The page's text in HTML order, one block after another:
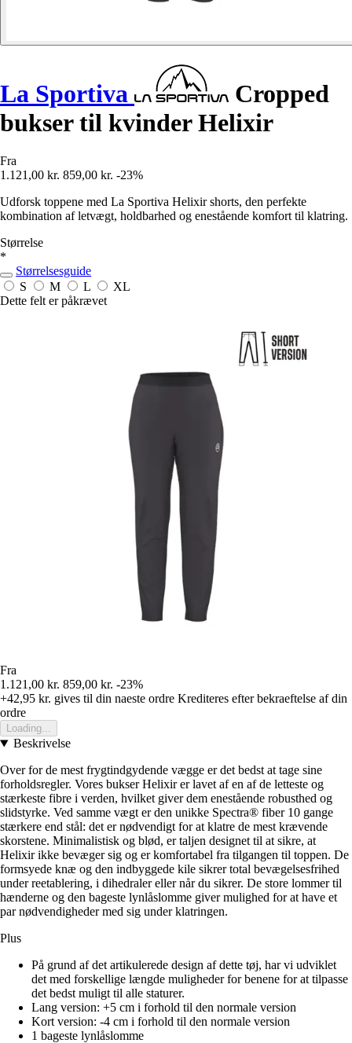
La Sportiva
Cropped
bukser til kvinder Helixir
Fra
1.121,00 kr. 859,00 kr. -23%
Udforsk toppene med La Sportiva Helixir shorts, den perfekte
kombination af letvægt, holdbarhed og enestående komfort til klatring.
Størrelse
*
Størrelsesguide
S
M L
XL
Dette felt er påkrævet
Fra
1.121,00 kr. 859,00 kr. -23%
+42,95 kr. gives til din naeste ordre Krediteres efter bekraeftelse af din
ordre
Loading...
Beskrivelse
Over for de mest frygtindgydende vægge er det bedst at tage sine
forholdsregler. Vores bukser Helixir er lavet af en af de letteste og
stærkeste fibre i verden, hvilket giver dem enestående robusthed og
slidstyrke. Ved samme vægt er den unikke Spectra® fiber 10 gange
stærkere end stål: det er nødvendigt for at klatre de mest krævende
skorstene. Minimalistisk og blød, er taljen designet til at sikre, at
Helixir ikke bevæger sig og er komfortabel fra tilgangen til toppen. De
formsyede knæ og den indbyggede kile sikrer total bevægelsesfrihed
under reetablering, i dihedraler eller når du sikrer. De store lommer til
hænderne og den bageste lynlåslomme giver mulighed for at have et
par nødvendigheder med sig under klatringen.
Plus
På grund af det artikulerede design af dette tøj, har vi udviklet
det med forskellige længde muligheder for benene for at tilpasse
det bedst muligt til alle staturer.
Lang version: +5 cm i forhold til den normale version
Kort version: -4 cm i forhold til den normale version
1 bageste lynlåslomme